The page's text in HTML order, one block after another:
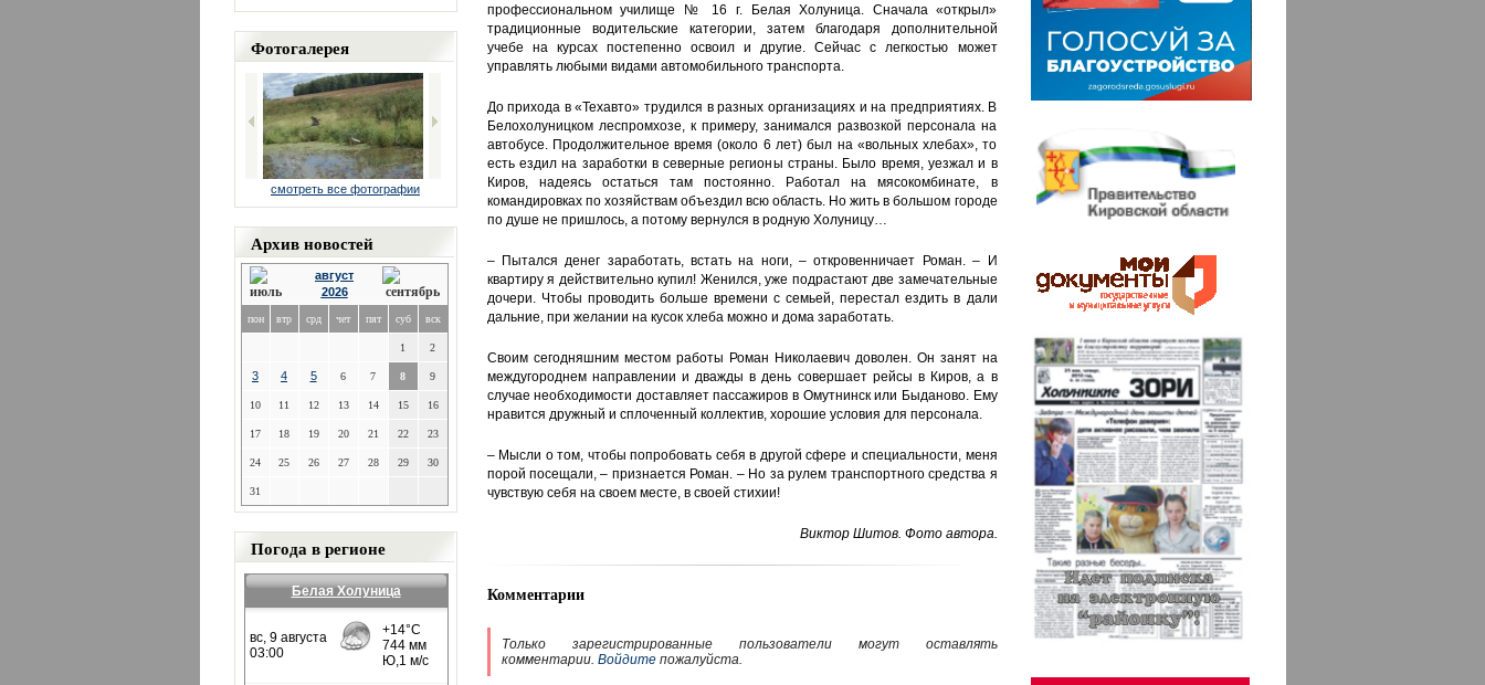
Фотогалерея
смотреть все фотографии
Архив новостей
август
2026
пон втр срд чет пят суб вск
1 2
3 4 5 6 7 8 9
10 11 12 13 14 15 16
17 18 19 20 21 22 23
24 25 26 27 28 29 30
31
Погода в регионе
Белая Холуница
профессиональном училище № 16 г. Белая Холуница. Сначала «открыл»
традиционные водительские категории, затем благодаря дополнительной
учебе на курсах постепенно освоил и другие. Сейчас с легкостью может
управлять любыми видами автомобильного транспорта.
До прихода в «Техавто» трудился в разных организациях и на предприятиях. В
Белохолуницком леспромхозе, к примеру, занимался развозкой персонала на
автобусе. Продолжительное время (около 6 лет) был на «вольных хлебах», то
есть ездил на заработки в северные регионы страны. Было время, уезжал и в
Киров, надеясь остаться там постоянно. Работал на мясокомбинате, в
командировках по хозяйствам объездил всю область. Но жить в большом городе
по душе не пришлось, а потому вернулся в родную Холуницу…
– Пытался денег заработать, встать на ноги, – откровенничает Роман. – И
квартиру я действительно купил! Женился, уже подрастают две замечательные
дочери. Чтобы проводить больше времени с семьей, перестал ездить в дали
дальние, при желании на кусок хлеба можно и дома заработать.
Своим сегодняшним местом работы Роман Николаевич доволен. Он занят на
междугороднем направлении и дважды в день совершает рейсы в Киров, а в
случае необходимости доставляет пассажиров в Омутнинск или Быданово. Ему
нравится дружный и сплоченный коллектив, хорошие условия для персонала.
– Мысли о том, чтобы попробовать себя в другой сфере и специальности, меня
порой посещали, – признается Роман. – Но за рулем транспортного средства я
чувствую себя на своем месте, в своей стихии!
Виктор Шитов. Фото автора.
Комментарии
Только зарегистрированные пользователи могут оставлять
комментарии. Войдитепожалуйста.